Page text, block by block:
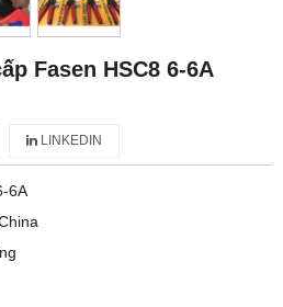
Fasen HSC8 6-6A
LINKEDIN
6A